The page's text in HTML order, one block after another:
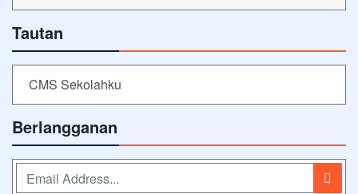
Tautan
CMS Sekolahku
Berlangganan